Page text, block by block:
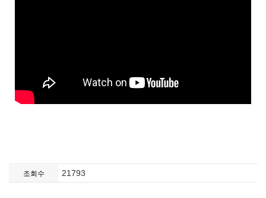
조회수 21793